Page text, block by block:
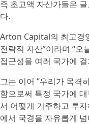
즉 초고액 자산가들은
다.
Arton Capital의 최고경
전략적 자산”이라며 “오
접근성을 여러 국가에
그는 이어 “우리가 목격
함으로써 특정 국가에
서 어떻게 거주하고 투
에서 국경을 자유롭게